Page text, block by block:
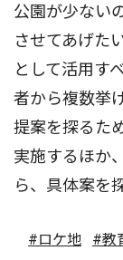
公園が少ない
させてあげた
として活用す
者から複数挙
提案を探るた
実施するほか
ら、具体案を
#ロケ地 #教